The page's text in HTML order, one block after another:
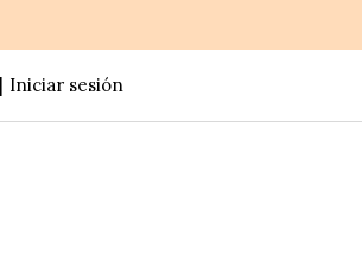
Iniciar sesión